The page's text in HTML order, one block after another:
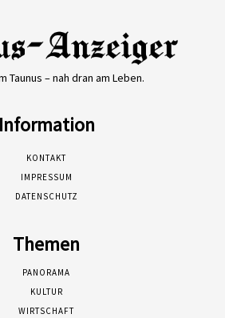
Taunus – nah dran am Leben.
Information
KONTAKT
IMPRESSUM
DATENSCHUTZ
Themen
PANORAMA
KULTUR
WIRTSCHAFT